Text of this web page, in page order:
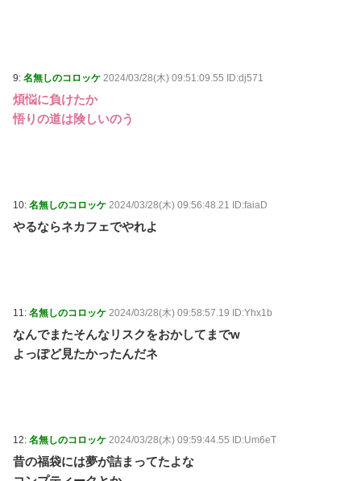
9: 名無しのコロッケ 2024/03/28(木) 09:51:09.55 ID:dj571
煩悩に負けたか
悟りの道は険しいのう
10: 名無しのコロッケ 2024/03/28(木) 09:56:48.21 ID:faiaD
やるならネカフェでやれよ
11: 名無しのコロッケ 2024/03/28(木) 09:58:57.19 ID:Yhx1b
なんでまたそんなリスクをおかしてまでw
よっぽど見たかったんだネ
12: 名無しのコロッケ 2024/03/28(木) 09:59:44.55 ID:Um6eT
昔の福袋には夢が詰まってたよな